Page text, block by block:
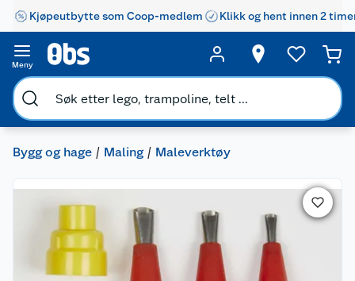
Kjøpeutbytte som Coop-medlem Klikk og hent innen 2
Meny
Bygg og hage Maling Maleverktøy